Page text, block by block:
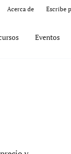
Acerca de Escribe
Eventos